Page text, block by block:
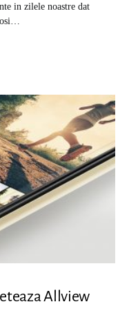
in zilele noastre dat
Allview